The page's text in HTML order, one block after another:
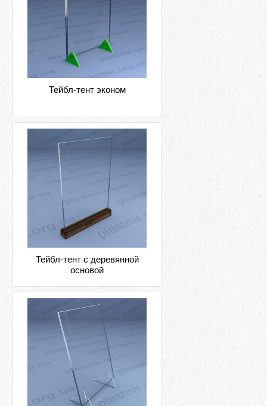
Тейбл-тент эконом
Тейбл-тент с деревянной
основой